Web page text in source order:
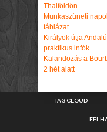
Thaiföldön
Munkaszüneti
táblázat
Királyok útja
praktikus infók
Kalandozás a
2 hét alatt
TAG CLOUD